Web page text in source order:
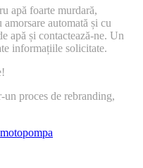
apă foarte murdară,
automată și cu
apă și contactează-ne. Un
informațiile solicitate.
proces de rebranding,
motopompa